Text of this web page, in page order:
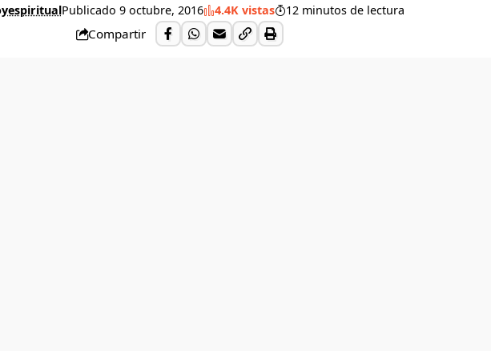
Publicado 9 octubre, 2016 4.4K vistas 12 minutos de lectura
Compartir